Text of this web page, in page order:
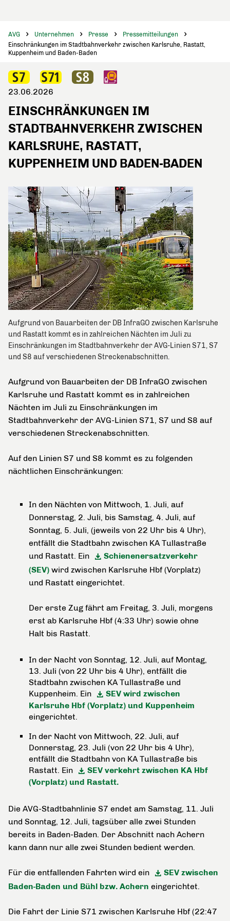
AVG Unternehmen Presse
Pressemitteilungen
Einschränkungen im Stadtbahnverkehr zwischen Karlsruhe, Rastatt,
Kuppenheim und Baden-Baden
23.06.2026
EINSCHRÄNKUNGEN IM
STADTBAHNVERKEHR ZWISCHEN
KARLSRUHE, RASTATT,
KUPPENHEIM UND BADEN-BADEN
Aufgrund von Bauarbeiten der DB InfraGO zwischen Karlsruhe
und Rastatt kommt es in zahlreichen Nächten im Juli zu
Einschränkungen im Stadtbahnverkehr der AVG-Linien S71, S7
und S8 auf verschiedenen Streckenabschnitten.
Aufgrund von Bauarbeiten der DB InfraGO zwischen
Karlsruhe und Rastatt kommt es in zahlreichen
Nächten im Juli zu Einschränkungen im
Stadtbahnverkehr der AVG-Linien S71, S7 und S8 auf
verschiedenen Streckenabschnitten.
Auf den Linien S7 und S8 kommt es zu folgenden
nächtlichen Einschränkungen:
In den Nächten von Mittwoch, 1. Juli, auf
Donnerstag, 2. Juli, bis Samstag, 4. Juli, auf
Sonntag, 5. Juli, (jeweils von 22 Uhr bis 4 Uhr),
entfällt die Stadtbahn zwischen KA Tullastraße
und Rastatt. Ein
Schienenersatzverkehr
(SEV) wird zwischen Karlsruhe Hbf (Vorplatz)
und Rastatt eingerichtet.
Der erste Zug fährt am Freitag, 3. Juli, morgens
erst ab Karlsruhe Hbf (4:33 Uhr) sowie ohne
Halt bis Rastatt.
In der Nacht von Sonntag, 12. Juli, auf Montag,
13. Juli (von 22 Uhr bis 4 Uhr), entfällt die
Stadtbahn zwischen KA Tullastraße und
Kuppenheim. Ein
SEV wird zwischen
Karlsruhe Hbf (Vorplatz) und Kuppenheim
eingerichtet.
In der Nacht von Mittwoch, 22. Juli, auf
Donnerstag, 23. Juli (von 22 Uhr bis 4 Uhr),
entfällt die Stadtbahn von KA Tullastraße bis
Rastatt. Ein
SEV verkehrt zwischen KA Hbf
(Vorplatz) und Rastatt.
Die AVG-Stadtbahnlinie S7 endet am Samstag, 11. Juli
und Sonntag, 12. Juli, tagsüber alle zwei Stunden
bereits in Baden-Baden. Der Abschnitt nach Achern
kann dann nur alle zwei Stunden bedient werden.
Für die entfallenden Fahrten wird ein
SEV zwischen
Baden-Baden und Bühl bzw. Achern eingerichtet.
Die Fahrt der Linie S71 zwischen Karlsruhe Hbf (22:47